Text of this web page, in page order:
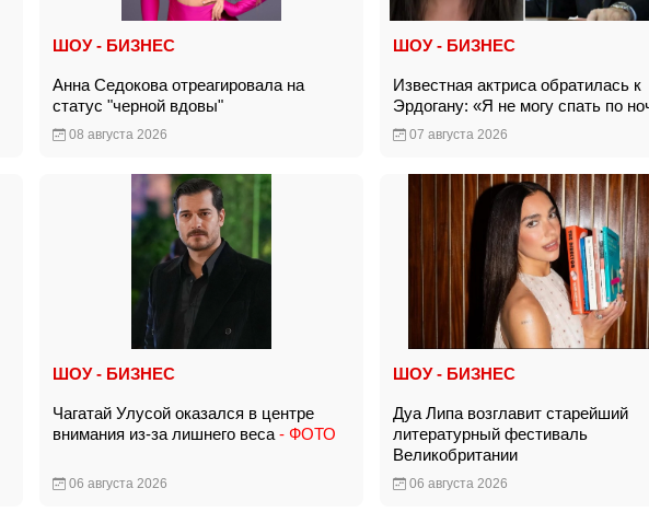
ШОУ - БИЗНЕС
Анна Седокова отреагировала на
статус "черной вдовы"
08 августа 2026
ШОУ - БИЗНЕС
Известная актриса обратилась к
Эрдогану: «Я не могу спать по
07 августа 2026
ШОУ - БИЗНЕС
Чагатай Улусой оказался в центре
внимания из-за лишнего веса - ФОТО
06 августа 2026
ШОУ - БИЗНЕС
Дуа Липа возглавит старейший
литературный фестиваль
Великобритании
06 августа 2026